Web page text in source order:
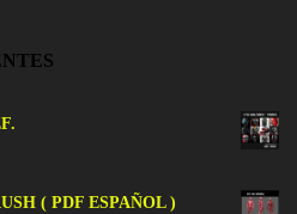
( PDF ESPAÑOL )